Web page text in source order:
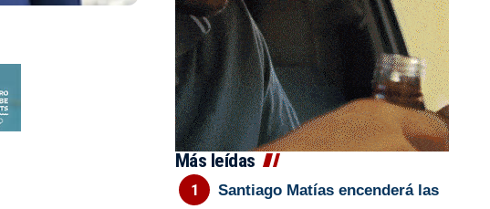
Más leídas
Santiago Matías encenderá las